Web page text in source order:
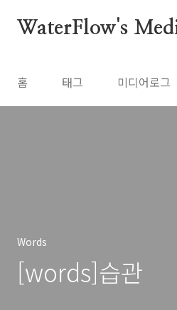
WaterFlow's
홈 태그 미디어로그
Words
[words]습관